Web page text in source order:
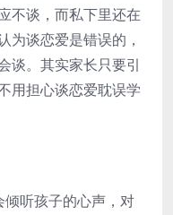
不谈，而私下里还在
为谈恋爱是错误的，
谈。其实家长只要引
用担心谈恋爱耽误学
听孩子的心声，对